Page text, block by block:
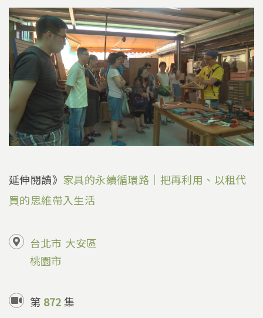
延伸閱讀》 家具的永續循環路｜把再利用、以租代
買的思維帶入生活
台北市 大安區
桃園市
第 872集